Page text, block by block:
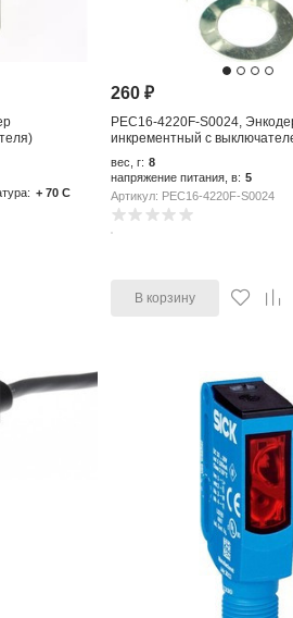
+ 70 C
260 ₽
PEC16-4220F-S0024,
инкрементный с
вес, г: 8
напряжение питания, в: 5
Артикул: PEC16-4220F-S0024
В корзину